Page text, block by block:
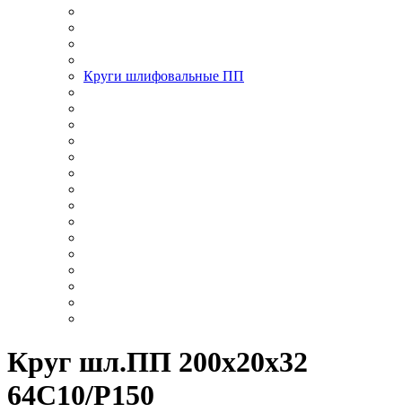
Круги шлифовальные ПП
Круг шл.ПП 200х20х32
64С10/Р150